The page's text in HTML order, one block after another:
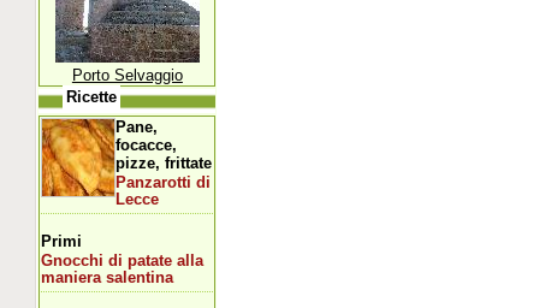
Porto Selvaggio
Ricette
Pane,
focacce,
pizze, frittate
Panzarotti di
Lecce
Primi
Gnocchi di patate alla
maniera salentina